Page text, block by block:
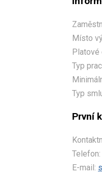
Místo
Platové
Typ
Typ
První
Telefon:
E-mail: